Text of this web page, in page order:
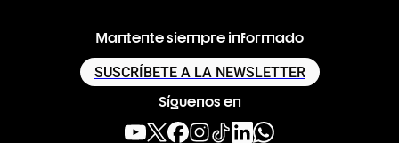
Mantente siempre informado
SUSCRÍBETE A LA NEWSLETTER
Síguenos en